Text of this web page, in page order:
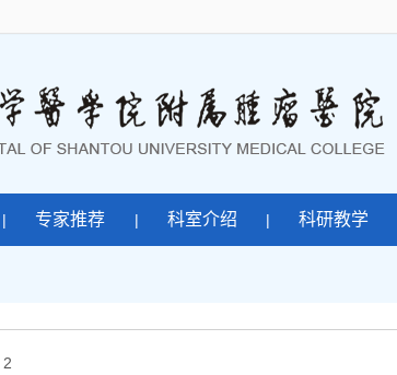
| 专家推荐 | 科室介绍 | 科研教学
2